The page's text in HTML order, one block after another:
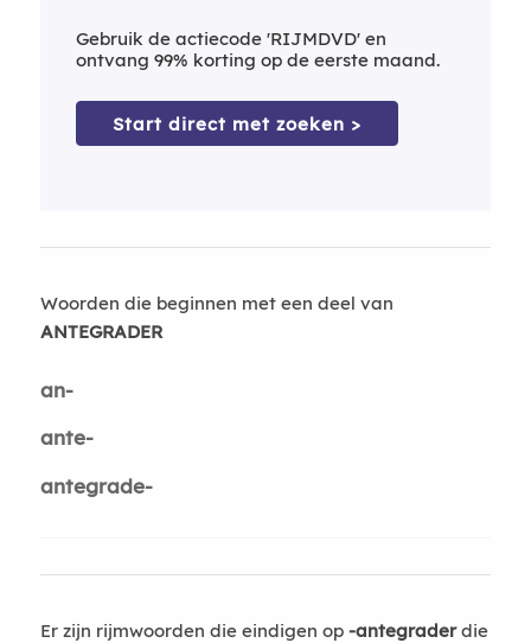
Gebruik de actiecode 'RIJMDVD' en
ontvang 99% korting op de eerste maand.
Start direct met zoeken >
Woorden die beginnen met een deel van
ANTEGRADER
an-
ante-
antegrade-
Er zijn rijmwoorden die eindigen op -antegraderdie